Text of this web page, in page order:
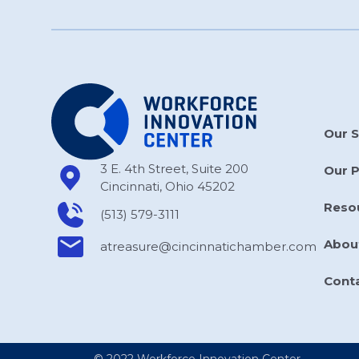
3 E. 4th Street, Suite 200
Cincinnati, Ohio 45202
(513) 579-3111
atreasure​@cincinnatichamber​.com
Our
Our